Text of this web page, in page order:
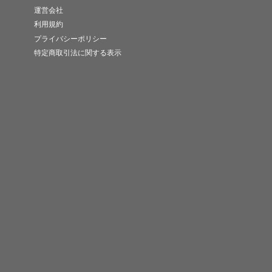
運営会社
利用規約
プライバシーポリシー
特定商取引法に関する表示